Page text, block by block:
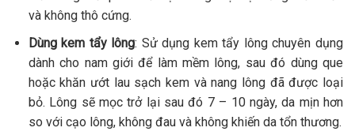
và không thô cứng.
Dùng kem tẩy lông: Sử dụng kem tẩy lông chuyên dụng
dành cho nam giới để làm mềm lông, sau đó dùng que
hoặc khăn ướt lau sạch kem và nang lông đã được loại
bỏ. Lông sẽ mọc trở lại sau đó 7 – 10 ngày, da mịn hơn
so với cạo lông, không đau và không khiến da tổn thương.